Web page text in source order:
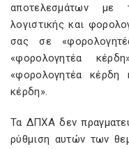
αποτελεσμάτων
λογιστικής και
σας σε
«φορολογητέα
«φορολογητέα κέρδη
κέρδη».
Τα ΔΠΧΑ δεν
ρύθμιση αυτών των